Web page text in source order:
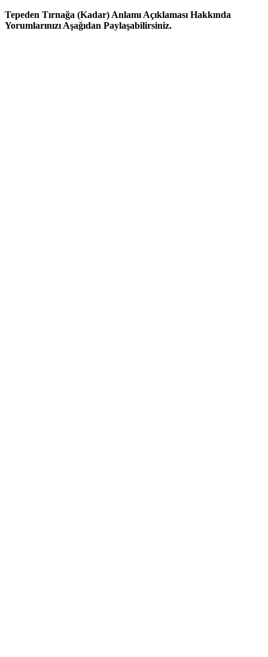
Tepeden Tırnağa (Kadar) Anlamı Açıklaması Hakkında
Yorumlarınızı Aşağıdan Paylaşabilirsiniz.